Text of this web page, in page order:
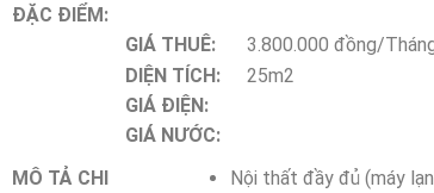
ĐẶC ĐIỂM:
GIÁ THUÊ:
3.800.000 đồng/
DIỆN TÍCH:
25m2
GIÁ ĐIỆN:
GIÁ NƯỚC:
MÔ TẢ CHI
Nội thất đầy đủ (máy